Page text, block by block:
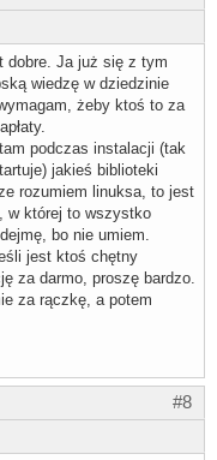
dobre. Ja już się z tym
wiedzę w dziedzinie
żeby ktoś to za
podczas instalacji (tak
jakieś biblioteki
rozumiem linuksa, to jest
w której to wszystko
bo nie umiem.
jest ktoś chętny
za darmo, proszę bardzo.
za rączkę, a potem
#8